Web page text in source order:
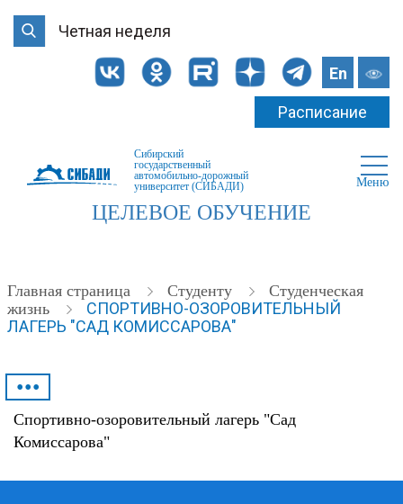
Четная неделя
En
Расписание
Сибирский
государственный
автомобильно-дорожный
университет (СИБАДИ)
Меню
ЦЕЛЕВОЕ ОБУЧЕНИЕ
Главная страница Студенту
Студенческая
жизнь
СПОРТИВНО-ОЗОРОВИТЕЛЬНЫЙ
ЛАГЕРЬ "САД КОМИССАРОВА"
•••
Спортивно-озоровительный лагерь "Сад
Комиссарова"